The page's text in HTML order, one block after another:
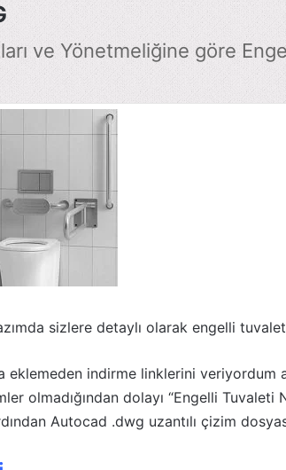
ve Yönetmeliğine göre
sizlere detaylı olarak engelli
eklemeden indirme linklerini veriyordum
olmadığından dolayı “Engelli Tuvaleti
Autocad .dwg uzantılı çizim